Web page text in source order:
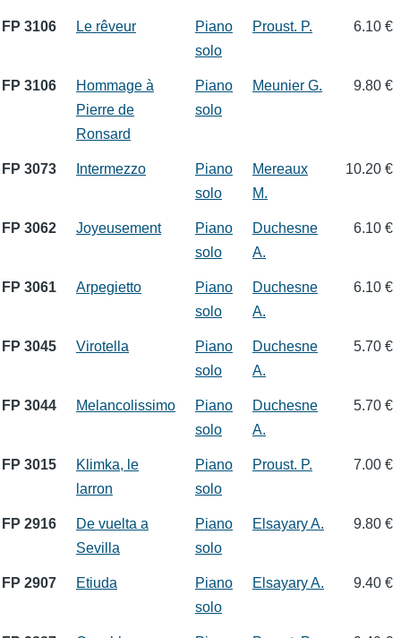
FP 3106 Le rêveur
Piano
solo
Proust. P. 6.10 €
FP 3106
Hommage à
Pierre de
Ronsard
Piano
solo
Meunier G. 9.80 €
FP 3073 Intermezzo
Piano
solo
Mereaux
M.
10.20 €
FP 3062 Joyeusement
Piano
solo
Duchesne
A.
6.10 €
FP 3061 Arpegietto
Piano
solo
Duchesne
A.
6.10 €
FP 3045 Virotella
Piano
solo
Duchesne
A.
5.70 €
FP 3044 Melancolissimo
Piano
solo
Duchesne
A.
5.70 €
FP 3015
Klimka, le
larron
Piano
solo
Proust. P. 7.00 €
FP 2916
De vuelta a
Sevilla
Piano
solo
Elsayary A. 9.80 €
FP 2907 Etiuda
Piano
solo
Elsayary A. 9.40 €